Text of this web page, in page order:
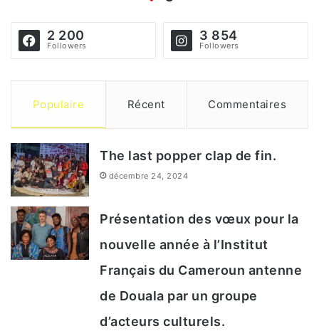
Cette 5ᵉ édition du festival international popping
s’annonce comme un tournant dans la reconnaissance
des danseurs urbains en Afrique. Il est grand temps
pour le popping et la danse urbaine de conquérir
m
u
n
n
o
e
a
u
r
o
i
2 200
Followers
3 854
Followers
Populaire Récent Commentaires
The last popper clap de fin.
décembre 24, 2024
Présentation des vœux pour la
nouvelle année à l’Institut
Français du Cameroun antenne
de Douala par un groupe
d’acteurs culturels.